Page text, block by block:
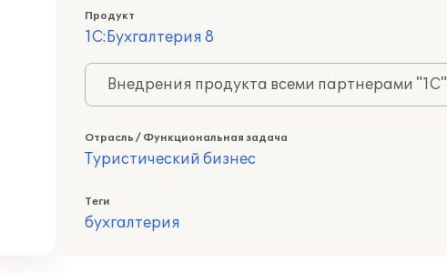
Продукт
1С:Бухгалтерия 8
Внедрения продукта всеми партнерами "1С"
Отрасль / Функциональная задача
Туристический бизнес
Теги
бухгалтерия